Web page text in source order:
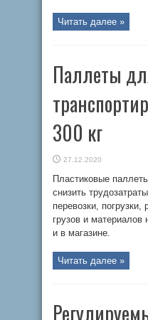
Читать далее »
Паллеты
300 кг
27.12.2020
Пластиковые
снизить
перевозки, погрузки,
грузов и материалов
и в магазине.
Читать далее »